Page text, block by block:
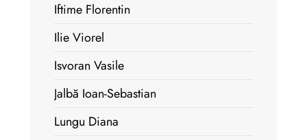
Iftime Florentin
Ilie Viorel
Isvoran Vasile
Jalbă Ioan-Sebastian
Lungu Diana